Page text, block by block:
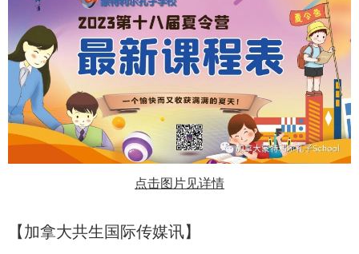
点击图片见详情
【加拿大共生国际传媒讯】